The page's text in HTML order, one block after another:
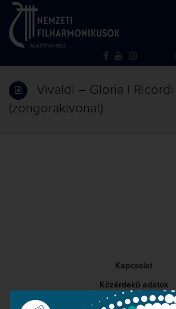
Vivaldi – Gloria | Ricordi
(zongorakivonat)
Kapcsolat
Közérdekű adatok
Sajtószoba